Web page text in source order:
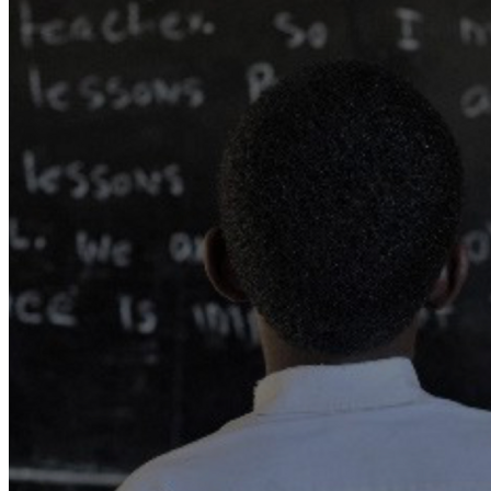
Twitter
Nos partenaires
LE DÉBAT
Débat – Entrepreneuriat en Afrique de l’Ouest
Afrique de l’Ouest – États Unis d’Amérique
Changement climatique 2022
Les relations entre l’Afrique de l’Ouest et l’Europe
Enseignement supérieur 2021